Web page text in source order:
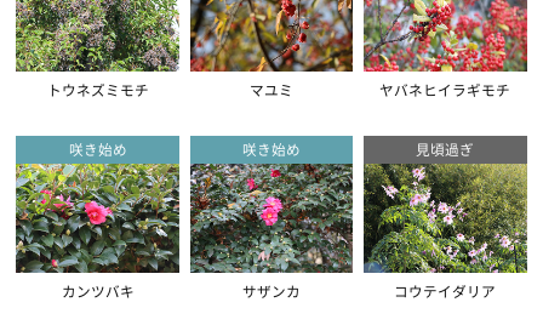
トウネズミモチ マユミ ヤバネヒイラギモチ
咲き始め
カンツバキ
咲き始め
サザンカ
見頃過ぎ
コウテイダリア